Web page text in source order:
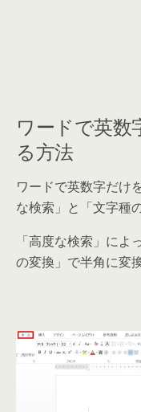
ワードで英数
る方法
ワードで英数字だけ
な検索」と「文字種
「高度な検索」に
の変換」で半角に変